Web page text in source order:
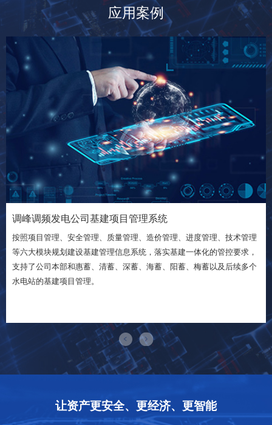
应用案例
调峰调频发电公司基建项目管理系统
按照项目管理、安全管理、质量管理、造价管理、进度管理、技术管理
等六大模块规划建设基建管理信息系统，落实基建一体化的管控要求，
支持了公司本部和惠蓄、清蓄、深蓄、海蓄、阳蓄、梅蓄以及后续多个
水电站的基建项目管理。
让资产更安全、更经济、更智能